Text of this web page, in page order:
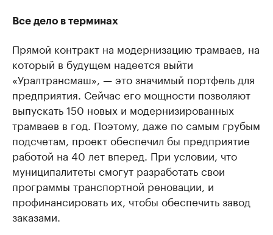
Все дело в терминах
Прямой контракт на модернизацию трамваев, на
который в будущем надеется выйти
«Уралтрансмаш», — это значимый портфель для
предприятия. Сейчас его мощности позволяют
выпускать 150 новых и модернизированных
трамваев в год. Поэтому, даже по самым грубым
подсчетам, проект обеспечил бы предприятие
работой на 40 лет вперед. При условии, что
муниципалитеты смогут разработать свои
программы транспортной реновации, и
профинансировать их, чтобы обеспечить завод
заказами.